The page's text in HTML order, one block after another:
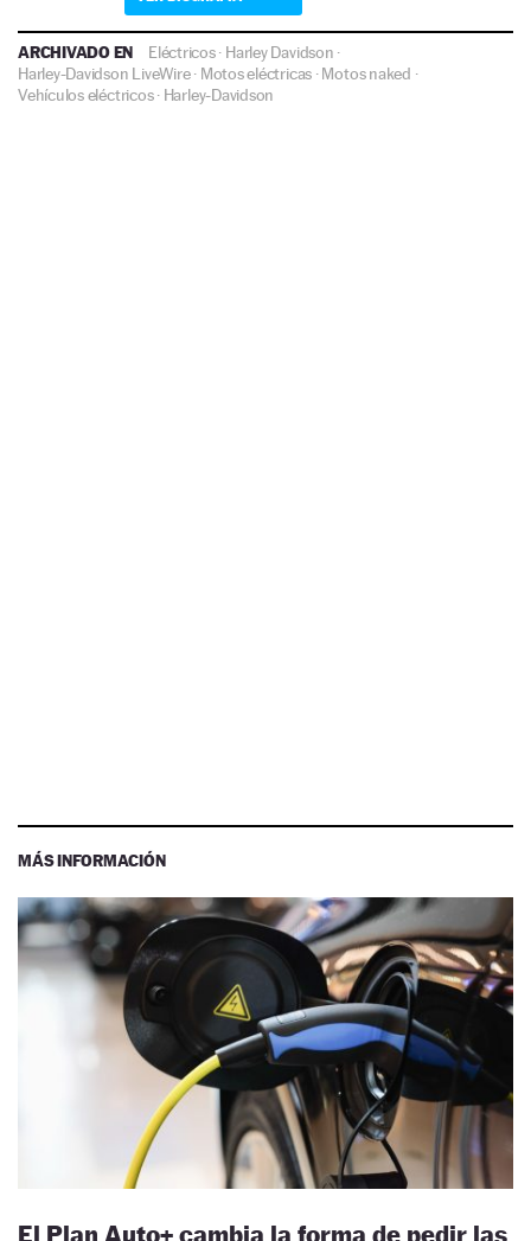
ARCHIVADO EN Eléctricos· Harley Davidson ·
Harley-Davidson LiveWire· Motos eléctricas ·Motos naked ·
Vehículos eléctricos· Harley-Davidson
MÁS INFORMACIÓN
El Plan Auto+ cambia la forma de pedir las